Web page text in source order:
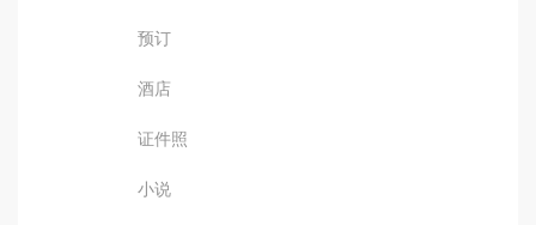
预订
酒店
证件照
小说